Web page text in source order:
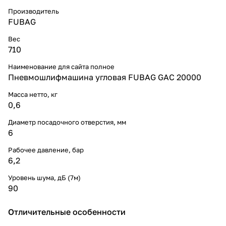
Производитель
FUBAG
Вес
710
Наименование для сайта полное
Пневмошлифмашина угловая FUBAG GAC 20000
Масса нетто, кг
0,6
Диаметр посадочного отверстия, мм
6
Рабочее давление, бар
6,2
Уровень шума, дБ (7м)
90
Отличительные особенности